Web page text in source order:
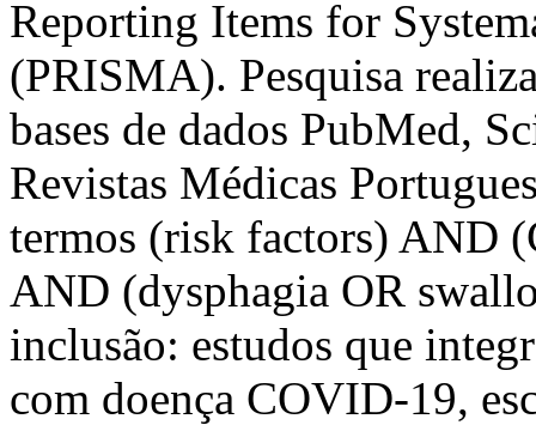
Reporting Items for
(PRISMA). Pesquisa
bases de dados PubMed,
Revistas Médicas
termos (risk factors) AND
AND (dysphagia OR
inclusão: estudos que
com doença COVID-19,